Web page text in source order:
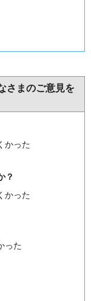
さまのご意見を
かった
？
かった
った